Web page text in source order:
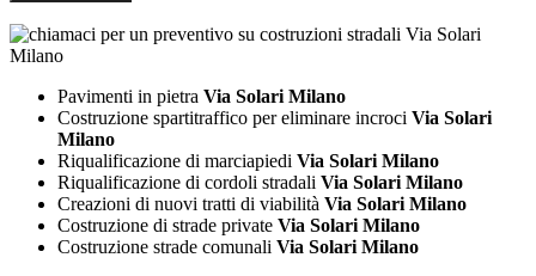
Pavimenti in pietra Via Solari Milano
Costruzione spartitraffico per eliminare incroci Via Solari
Milano
Riqualificazione di marciapiedi Via Solari Milano
Riqualificazione di cordoli stradali Via Solari Milano
Creazioni di nuovi tratti di viabilità Via Solari Milano
Costruzione di strade private Via Solari Milano
Costruzione strade comunali Via Solari Milano